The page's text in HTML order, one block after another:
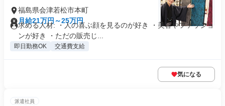
福島県会津若松市本町
月給21万円～25万円
求める人材: ・人の喜ぶ顔を見るのが好き ・美容やファッショ
ンが好き ・ただの販売じ...
即日勤務OK 交通費支給
気になる
派遣社員